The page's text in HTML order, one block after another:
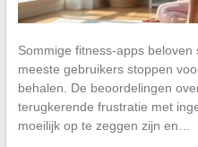
Sommige fitness-apps
meeste gebruikers stoppen
behalen. De beoordelingen
terugkerende frustratie met
moeilijk op te zeggen zijn en…